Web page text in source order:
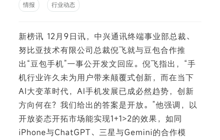
情报 行业动态
新榜讯 12月9日讯，中兴通讯终端事业部总裁、
努比亚技术有限公司总裁倪飞就与豆包合作推
出“豆包手机”一事公开发文回应。倪飞指出，“手
机行业许久未为用户带来颠覆式创新，而在当下
AI大变革时代，AI手机发展已成必然趋势，创新
方向何在？我们给出的答案是开放。”他强调，以
开放姿态开拓市场能实现1+1>2的效果，如同
iPhone与ChatGPT、三星与Gemini的合作模